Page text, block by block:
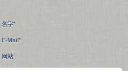
名字*
E-Mail*
网站